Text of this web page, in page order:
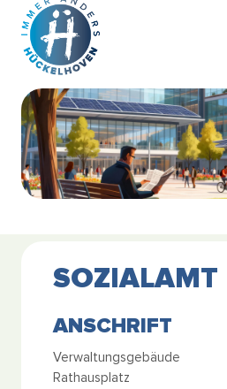
Zum Hauptinhalt springen
SOZIALAMT
ANSCHRIFT
Verwaltungsgebäude
Rathausplatz